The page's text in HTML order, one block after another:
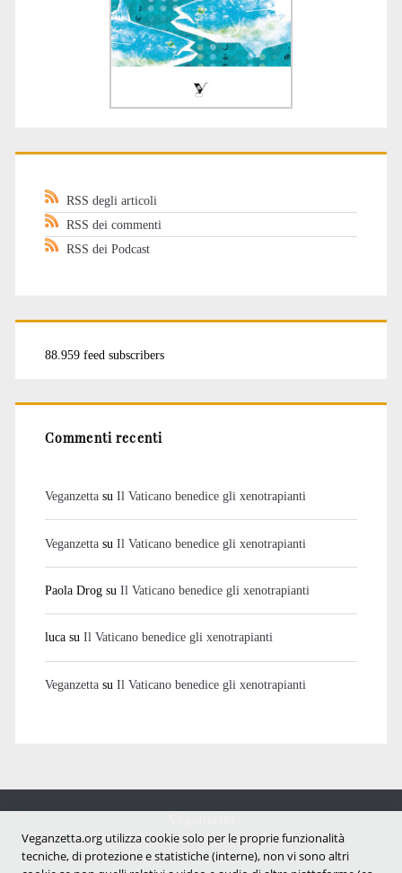
RSS degli articoli
RSS dei commenti
RSS dei Podcast
88.959 feed subscribers
Commenti recenti
Veganzettasu Il Vaticano benedice gli xenotrapianti
Veganzettasu Il Vaticano benedice gli xenotrapianti
Paola Drogsu Il Vaticano benedice gli xenotrapianti
lucasu Il Vaticano benedice gli xenotrapianti
Veganzettasu Il Vaticano benedice gli xenotrapianti
Notizie dal mondo vegan e antispecista
Veganzetta.org utilizza cookie solo per le proprie funzionalità
tecniche, di protezione e statistiche (interne), non vi sono altri